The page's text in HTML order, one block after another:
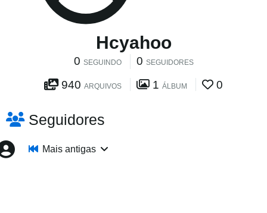
Hcyahoo
0 SEGUINDO 0 SEGUIDORES
940 ARQUIVOS 1 ÁLBUM 0
Seguidores
Mais antigas